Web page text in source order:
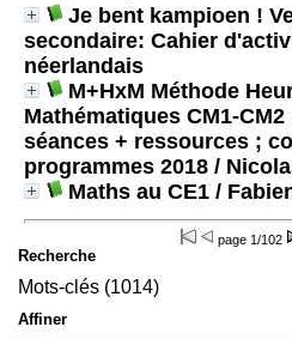
Je bent kampioen !
secondaire: Cahier
néerlandais
M+HxM Méthode
Mathématiques CM1-
séances + ressources ;
programmes 2018 /
Maths au CE1 /
page 1/102
Recherche
Mots-clés (1014)
Affiner